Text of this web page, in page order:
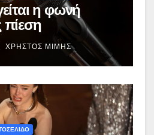
η φωνή
ΧΡΉΣΤΟΣ ΜΊΜΗΣ